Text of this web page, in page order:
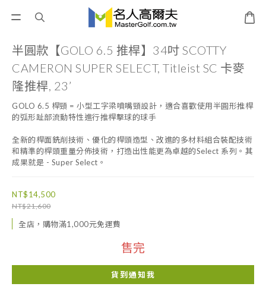
半圓款【GOLO 6.5 推桿】34吋 SCOTTY
CAMERON SUPER SELECT, Titleist SC 卡麥
隆推桿, 23’
GOLO 6.5 桿頸 = 小型工字梁噴嘴頸設計，適合喜歡使用半圓形推桿
的弧形趾部流動特性進行推桿擊球的球手
全新的桿面銑削技術、優化的桿頭造型、改進的多材料組合裝配技術
和精準的桿頭重量分佈技術，打造出性能更為卓越的Select 系列。其
成果就是 - Super Select。
NT$14,500
NT$21,600
全店，購物滿1,000元免運費
售完
貨到通知我